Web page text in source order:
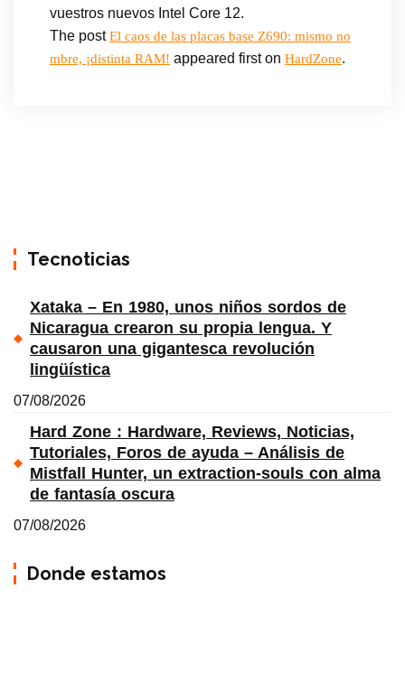
vuestros nuevos Intel Core 12.
The postEl caos de las placas base Z690: mismo no
mbre, ¡distinta RAM! appeared first on HardZone.
Tecnoticias
Xataka – En 1980, unos niños sordos de
Nicaragua crearon su propia lengua. Y
causaron una gigantesca revolución
lingüística
07/08/2026
Hard Zone : Hardware, Reviews, Noticias,
Tutoriales, Foros de ayuda – Análisis de
Mistfall Hunter, un extraction-souls con alma
de fantasía oscura
07/08/2026
Donde estamos